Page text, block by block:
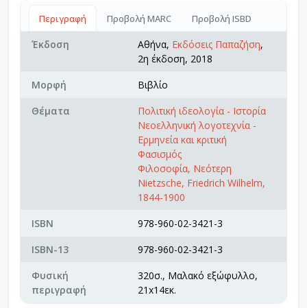
Περιγραφή Προβολή MARC Προβολή ISBD
Έκδοση Αθήνα, Εκδόσεις Παπαζήση,
2η έκδοση, 2018
Μορφή
Βιβλίο
Θέματα
Πολιτική ιδεολογία - Ιστορία
Νεοελληνική λογοτεχνία -
Ερμηνεία και κριτική
Φασισμός
Φιλοσοφία, Νεότερη
Nietzsche, Friedrich Wilhelm,
1844-1900
ISBN
978-960-02-3421-3
ISBN-13
978-960-02-3421-3
Φυσική
περιγραφή
320σ., Μαλακό εξώφυλλο,
21x14εκ.